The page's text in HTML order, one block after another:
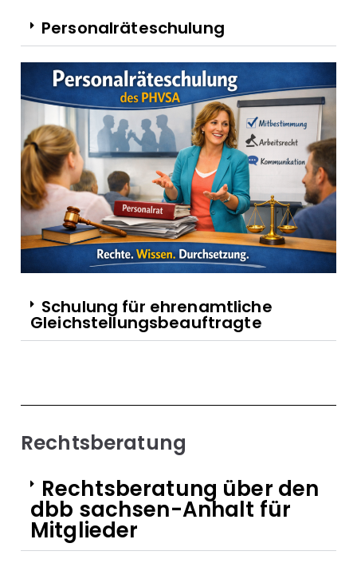
Personalräteschulung​
Schulung für ehrenamtliche
Gleichstellungsbeauftragte
Rechtsberatung
Rechtsberatung über den
dbb sachsen-Anhalt für
Mitglieder